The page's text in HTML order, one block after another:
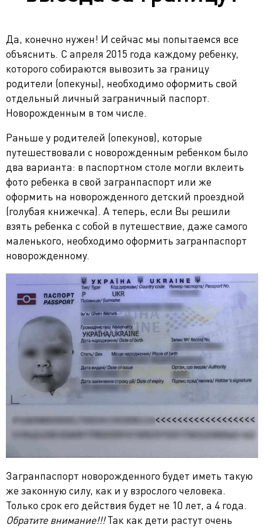
Да, конечно нужен! И сейчас мы попытаемся все
объяснить. С апреля 2015 года каждому ребенку,
которого собираются вывозить за границу
родители (опекуны), необходимо оформить свой
отдельный личный заграничный паспорт.
Новорожденным в том числе.
Раньше у родителей (опекунов), которые
путешествовали с новорожденным ребенком было
два варианта: в паспортном столе могли вклеить
фото ребенка в свой загранпаспорт или же
оформить на новорожденного детский проездной
(голубая книжечка). А теперь, если Вы решили
взять ребенка с собой в путешествие, даже самого
маленького, необходимо оформить загранпаспорт
новорожденному.
Загранпаспорт новорожденного будет иметь такую
же законную силу, как и у взрослого человека.
Только срок его действия будет не 10 лет, а 4 года.
Обратите внимание!!!Так как дети растут очень